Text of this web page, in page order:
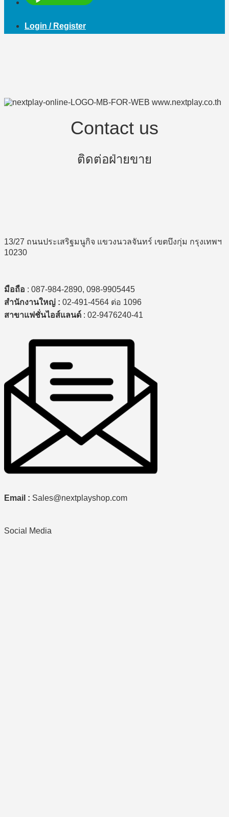
Login / Register
Contact us
ติดต่อฝ่ายขาย
13/27 ถนนประเสริฐมนูกิจ แขวงนวลจันทร์ เขตบึงกุ่ม กรุงเทพฯ
10230
มือถือ : 087-984-2890, 098-9905445
สำนักงานใหญ่ : 02-491-4564 ต่อ 1096
สาขาแฟชั่นไอส์แลนด์ : 02-9476240-41
Email : Sales@nextplayshop.com
Social Media